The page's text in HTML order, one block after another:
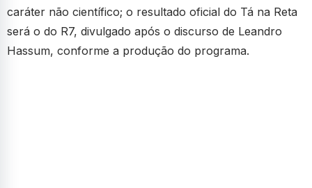
caráter não científico; o resultado oficial do Tá na Reta
será o do R7, divulgado após o discurso de Leandro
Hassum, conforme a produção do programa.